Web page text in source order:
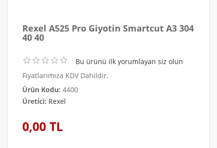
Rexel A525 Pro Giyotin Smartcut A3 304
40 40
Bu ürünü ilk yorumlayan siz olun
Fiyatlarımıza KDV Dahildir.
Ürün Kodu: 4400
Üretici: Rexel
0,00 TL